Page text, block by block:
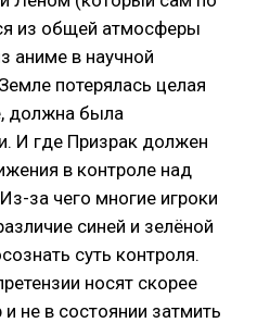
из общей атмосферы
аниме в научной
потерялась целая
должна была
И где Призрак должен
в контроле над
за чего многие игроки
синей и зелёной
суть контроля.
носят скорее
и не в состоянии затмить